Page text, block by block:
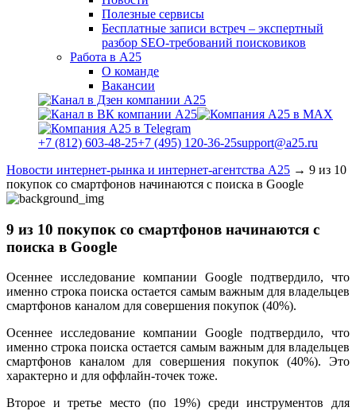
Полезные сервисы
Бесплатные записи встреч – экспертный
разбор SEO-требований поисковиков
Работа в А25
О команде
Вакансии
+7 (812) 603-48-25+7 (495) 120-36-25support@a25.ru
Новости интернет-рынка и интернет-агентства А25 → 9 из 10
покупок со смартфонов начинаются с поиска в Google
9 из 10 покупок со смартфонов начинаются с
поиска в Google
Осеннее исследование компании Google подтвердило, что
именно строка поиска остается самым важным для владельцев
смартфонов каналом для совершения покупок (40%).
Осеннее исследование компании Google подтвердило, что
именно строка поиска остается самым важным для владельцев
смартфонов каналом для совершения покупок (40%). Это
характерно и для оффлайн-точек тоже.
Второе и третье место (по 19%) среди инструментов для